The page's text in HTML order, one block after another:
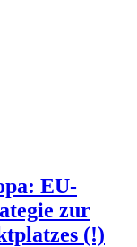
EU-
zur
(!)